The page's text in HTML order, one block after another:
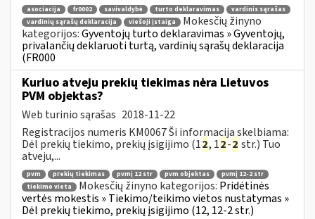
asociacija fr0002 savivaldybė turto deklaravimas
vardinis sąrašas
vardinių sąrašų deklaracija
viešoji įstaiga
Mokesčių žinyno
kategorijos:Gyventojų turto deklaravimas » Gyventojų,
privalančių deklaruoti turtą, vardinių sąrašų deklaracija
(FR000
Kuriuo atveju prekių tiekimas nėra Lietuvos
PVM objektas?
Web turinio sąrašas 2018-11-22
Registracijos numeris KM0067 Ši informacija skelbiama:
Dėl prekių tiekimo, prekių įsigijimo (12, 12-2 str.) Tuo
atveju,...
pvm prekių tiekimas pvmį 12 str pvm objektas
pvmį 12-2 str
tiekimo vieta
Mokesčių žinyno kategorijos: Pridėtinės
vertės mokestis » Tiekimo/teikimo vietos nustatymas »
Dėl prekių tiekimo, prekių įsigijimo (12, 12-2 str.)